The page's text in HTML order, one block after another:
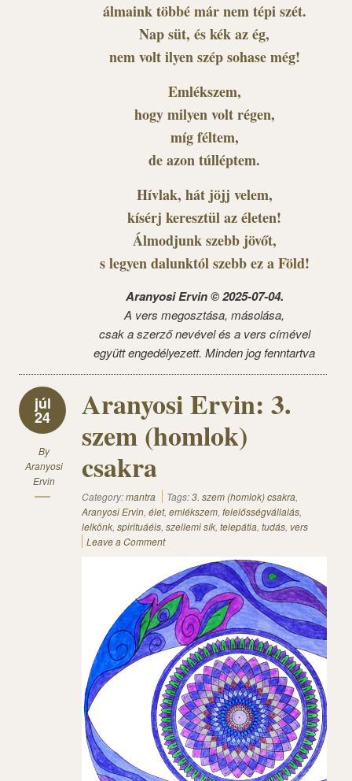
álmaink többé már nem tépi szét.
Nap süt, és kék az ég,
nem volt ilyen szép sohase még!
Emlékszem,
hogy milyen volt régen,
míg féltem,
de azon túlléptem.
Hívlak, hát jöjj velem,
kísérj keresztül az életen!
Álmodjunk szebb jövőt,
s legyen dalunktól szebb ez a Föld!
Aranyosi Ervin © 2025-07-04.
A vers megosztása, másolása,
csak a szerző nevével és a vers címével
együtt engedélyezett. Minden jog fenntartva
júl
24
By
Aranyosi
Ervin
Aranyosi Ervin: 3.
szem (homlok)
csakra
Category:mantra Tags:3. szem (homlok) csakra,
Aranyosi Ervin, élet, emlékszem, felelősségvállalás,
lelkönk, spirituáéis, szellemi sík, telepátia, tudás, vers
Leave a Comment